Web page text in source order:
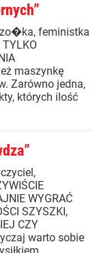
feministka
TYLKO
maszynkę
Zarówno jedna,
których ilość
WYGRAĆ
SZYSZKI,
CZY
warto sobie